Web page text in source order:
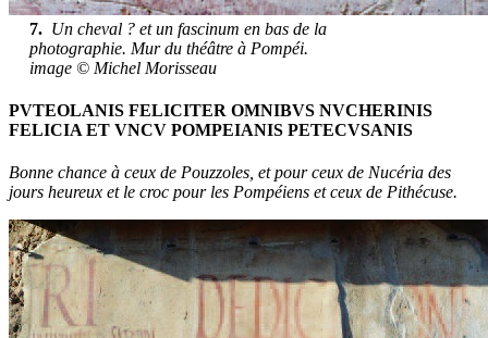
7. Un cheval ? et un fascinum en bas de la
photographie. Mur du théâtre à Pompéi.
image © Michel Morisseau
PVTEOLANIS FELICITER OMNIBVS NVCHERINIS
FELICIA ET VNCV POMPEIANIS PETECVSANIS
Bonne chance à ceux de Pouzzoles, et pour ceux de Nucéria des
jours heureux et le croc pour les Pompéiens et ceux de Pithécuse.